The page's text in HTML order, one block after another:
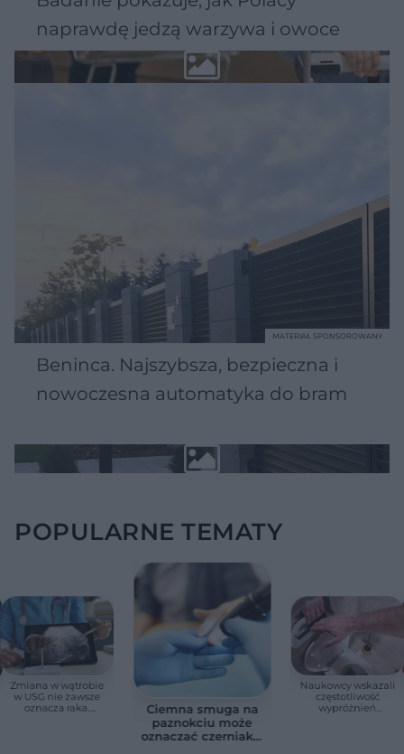
naprawdę jedzą warzywa i owoce
Beninca. Najszybsza, bezpieczna i
nowoczesna automatyka do bram
MATERIAŁ SPONSOROWANY
POPULARNE TEMATY
Zmiana w wątrobie
w USG nie zawsze
oznacza raka.
Ciemna smuga na
paznokciu może
oznaczać czerniaka.
Naukowcy wskazali
częstotliwość
wypróżnień